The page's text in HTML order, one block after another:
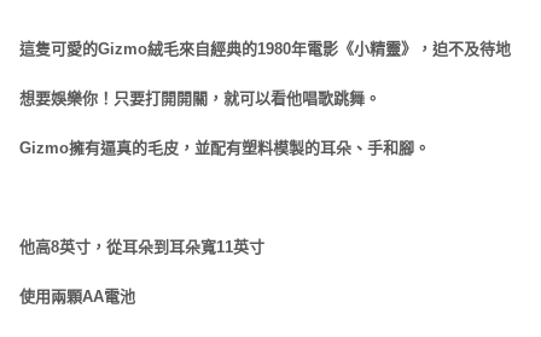
這隻可愛的Gizmo絨毛來自經典的1980年電影《小精靈》，迫不及待地
想要娛樂你！只要打開開關，就可以看他唱歌跳舞。
Gizmo擁有逼真的毛皮，並配有塑料模製的耳朵、手和腳。
他高8英寸，從耳朵到耳朵寬11英寸
使用兩顆AA電池